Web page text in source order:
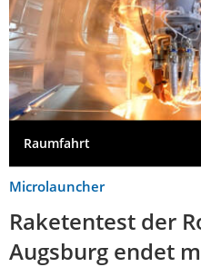
Raumfahrt
Microlauncher
Raketentest der
Augsburg endet